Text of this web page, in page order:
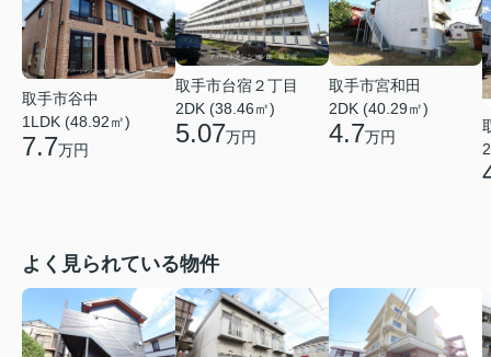
取手市谷中
1LDK (48.92㎡)
7.7万円
取手市台宿２丁目
2DK (38.46㎡)
5.07万円
取手市宮和田
2DK (40.29㎡)
4.7万円
よく見られている物件